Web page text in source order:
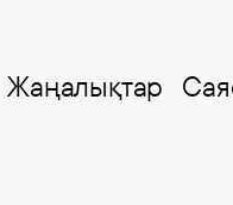
Жаңалықтар